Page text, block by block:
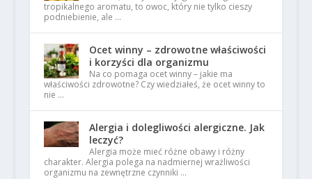
tropikalnego aromatu, to owoc, który nie tylko cieszy
podniebienie, ale …
Ocet winny – zdrowotne właściwości
i korzyści dla organizmu
Na co pomaga ocet winny – jakie ma
właściwości zdrowotne? Czy wiedziałeś, że ocet winny to
nie …
Alergia i dolegliwości alergiczne. Jak
leczyć?
Alergia może mieć różne obawy i różny
charakter. Alergia polega na nadmiernej wrażliwości
organizmu na zewnętrzne czynniki …